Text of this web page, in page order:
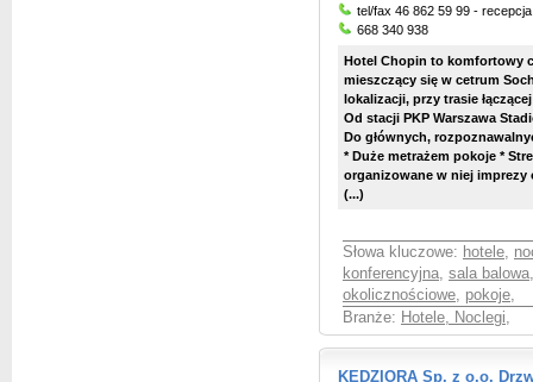
tel/fax 46 862 59 99 - recepcja
668 340 938
Hotel Chopin to komfortowy
mieszczący się w cetrum
lokalizacji, przy trasie
Od stacji PKP Warszawa
Do głównych,
* Duże metrażem pokoje *
organizowane w niej
(...)
Słowa kluczowe: hotele,
konferencyjna, sala balowa
okolicznościowe, pokoje,
Branże: Hotele, Noclegi,
KĘDZIORA Sp. z o.o.